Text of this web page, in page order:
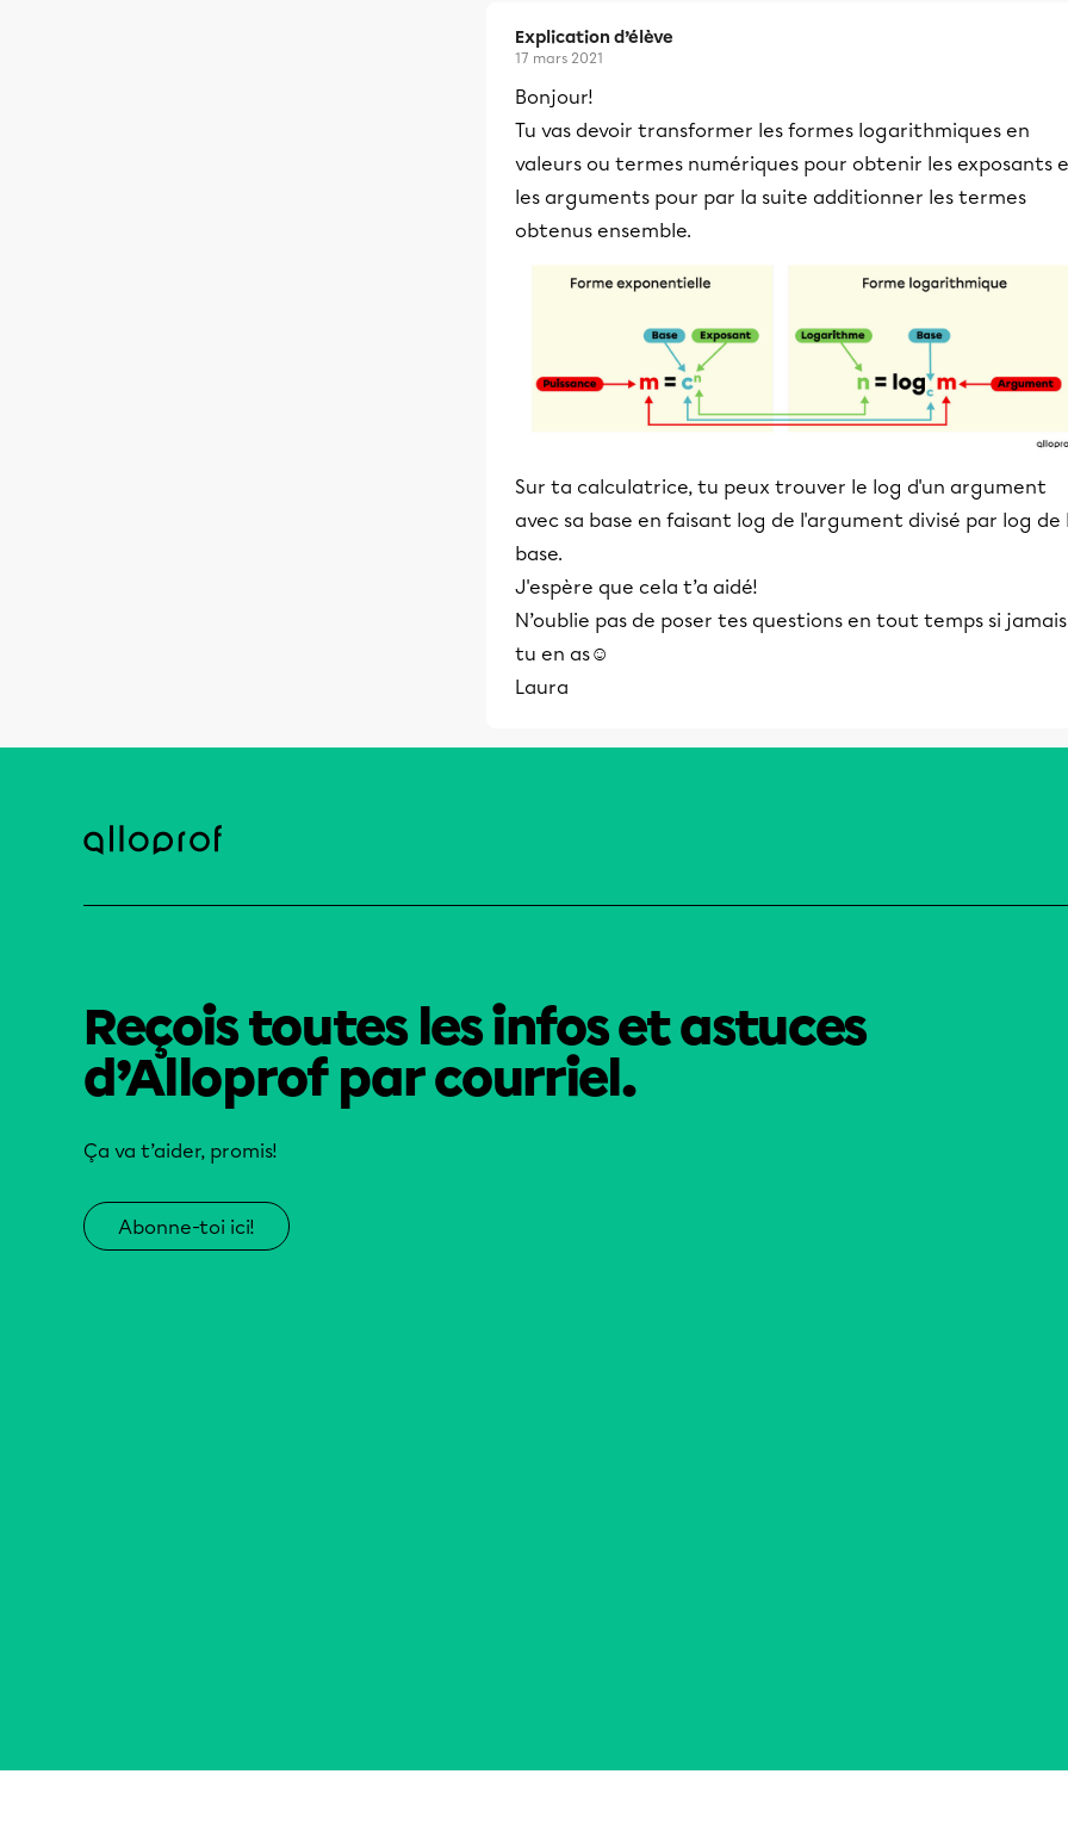
Explication d’élève
17 mars 2021
Bonjour!
Tu vas devoir transformer les formes logarithmiques en
valeurs ou termes numériques pour obtenir les exposants
les arguments pour par la suite additionner les termes
obtenus ensemble.
Sur ta calculatrice, tu peux trouver le log d'un argument
avec sa base en faisant log de l'argument divisé par log de
base.
J'espère que cela t’a aidé!
N’oublie pas de poser tes questions en tout temps si jamais
tu en as☺
Laura
Reçois toutes les infos et astuces
d’Alloprof par courriel.
Ça va t’aider, promis!
Abonne-toi ici!